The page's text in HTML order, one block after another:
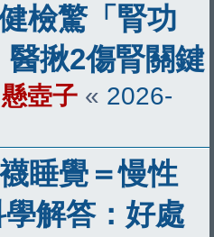
檢驚「腎功
醫揪2傷腎關鍵
懸壺子 « 2026-
睡覺＝慢性
解答：好處